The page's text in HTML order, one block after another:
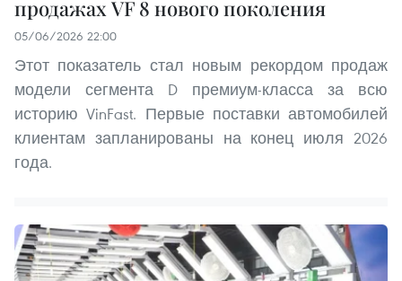
продажах VF 8 нового поколения
05/06/2026 22:00
Этот показатель стал новым рекордом продаж
модели сегмента D премиум-класса за всю
историю VinFast. Первые поставки автомобилей
клиентам запланированы на конец июля 2026
года.